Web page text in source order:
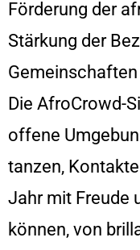
Förderung der
Stärkung der
Die AfroCrowd-
offene
tanzen,
Jahr mit Freude
können, von